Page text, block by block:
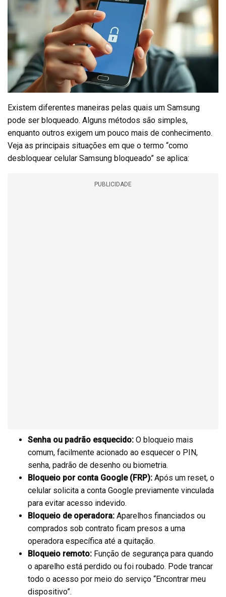
Existem diferentes maneiras pelas quais um Samsung
pode ser bloqueado. Alguns métodos são simples,
enquanto outros exigem um pouco mais de conhecimento.
Veja as principais situações em que o termo “como
desbloquear celular Samsung bloqueado” se aplica:
PUBLICIDADE
Senha ou padrão esquecido: O bloqueio mais
comum, facilmente acionado ao esquecer o PIN,
senha, padrão de desenho ou biometria.
Bloqueio por conta Google (FRP): Após um reset, o
celular solicita a conta Google previamente vinculada
para evitar acesso indevido.
Bloqueio de operadora: Aparelhos financiados ou
comprados sob contrato ficam presos a uma
operadora específica até a quitação.
Bloqueio remoto: Função de segurança para quando
o aparelho está perdido ou foi roubado. Pode trancar
todo o acesso por meio do serviço “Encontrar meu
dispositivo”.